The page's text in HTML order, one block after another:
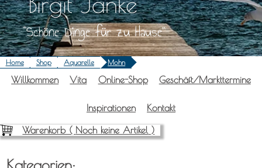
Schöne Dinge für zu Hause
Home Shop Aquarelle Mohn
Will­kom­men Vita Online-Shop Geschäft/Markttermine
Inspi­ra­tio­nen Kon­takt
Warenkorb ( Noch keine Artikel )